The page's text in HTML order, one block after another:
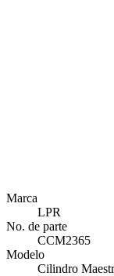
Marca
LPR
No. de parte
CCM2365
Modelo
Cilindro